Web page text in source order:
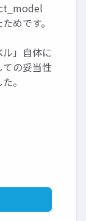
めです。
」自体に
の妥当性
。